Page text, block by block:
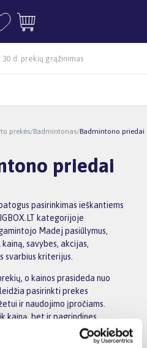
d. prekių grąžinimas
prekės/Badmintonas/Badmintono priedai
priedai
pasirinkimas ieškantiems
kategorijoje
Madej pasiūlymus,
savybes, akcijas,
kriterijus.
o kainos prasideda nuo
pasirinkti prekes
ir naudojimo įpročiams.
kainą, bet ir pagrindines
garantijos sąlygas bei